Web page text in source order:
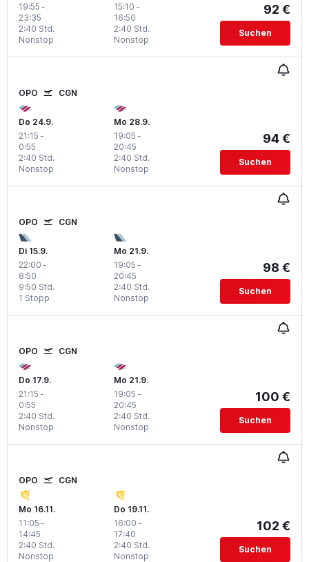
19:55 -
23:35
Nonstop
2:40 Std.
15:10 -
16:50
Nonstop
2:40 Std.
92 €
Suchen
OPO CGN
Do 24.9.
21:15 -
0:55
Nonstop
2:40 Std.
Mo 28.9.
19:05 -
20:45
Nonstop
2:40 Std.
94 €
Suchen
OPO CGN
Di 15.9.
22:00 -
8:50
1 Stopp
9:50 Std.
Mo 21.9.
19:05 -
20:45
Nonstop
2:40 Std.
98 €
Suchen
OPO CGN
Do 17.9.
21:15 -
0:55
Nonstop
2:40 Std.
Mo 21.9.
19:05 -
20:45
Nonstop
2:40 Std.
100 €
Suchen
OPO CGN
Mo 16.11.
11:05 -
14:45
Nonstop
2:40 Std.
Do 19.11.
16:00 -
17:40
Nonstop
2:40 Std.
102 €
Suchen